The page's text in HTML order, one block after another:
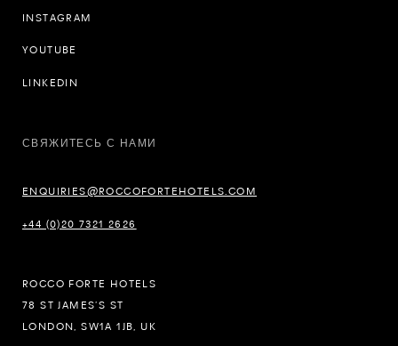
INSTAGRAM
YOUTUBE
LINKEDIN
СВЯЖИТЕСЬ С НАМИ
ENQUIRIES@ROCCOFORTEHOTELS.COM
+44 (0)20 7321 2626
ROCCO FORTE HOTELS
78 ST JAMES’S ST
LONDON, SW1A 1JB, UK